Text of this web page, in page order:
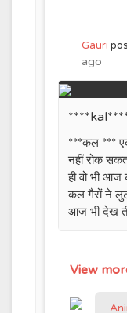
Gauri
ago
***कल ***
नहीं रोक
ही वो भी
कल गैरों ने
आज भी देख
View